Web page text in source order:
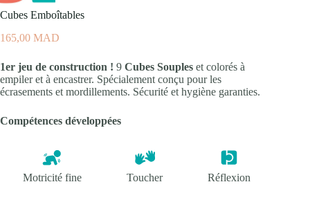
Cubes Emboîtables
165,00 MAD
1er jeu de construction ! 9 Cubes Souples et colorés à
empiler et à encastrer. Spécialement conçu pour les
écrasements et mordillements. Sécurité et hygiène garanties.
Compétences développées
Motricité fine Toucher Réflexion